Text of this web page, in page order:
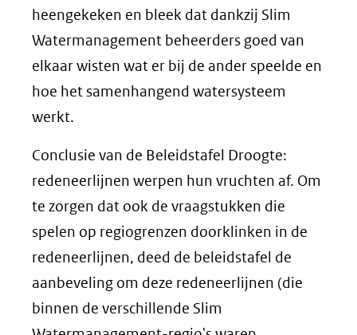
heengekeken en bleek dat dankzij Slim
Watermanagement beheerders goed van
elkaar wisten wat er bij de ander speelde en
hoe het samenhangend watersysteem
werkt.
Conclusie van de Beleidstafel Droogte:
redeneerlijnen werpen hun vruchten af. Om
te zorgen dat ook de vraagstukken die
spelen op regiogrenzen doorklinken in de
redeneerlijnen, deed de beleidstafel de
aanbeveling om deze redeneerlijnen (die
binnen de verschillende Slim